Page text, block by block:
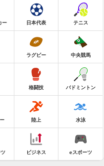
ー 日本代表 テニス
ラグビー 中央競馬
格闘技 バドミントン
陸上 水泳
ビジネス eスポーツ